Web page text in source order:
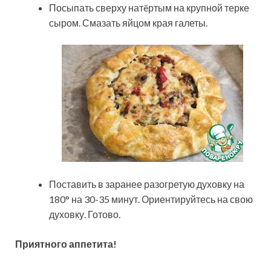
Посыпать сверху натëртым на крупной терке
сыром. Смазать яйцом края галеты.
Поставить в заранее разогретую духовку на
180° на 30-35 минут. Ориентируйтесь на свою
духовку. Готово.
Приятного аппетита!